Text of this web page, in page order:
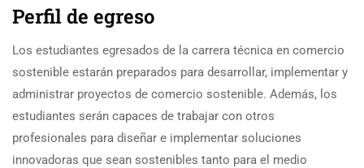
Perfil de egreso
Los estudiantes egresados ​​de la carrera técnica en comercio
sostenible estarán preparados para desarrollar, implementar y
administrar proyectos de comercio sostenible. Además, los
estudiantes serán capaces de trabajar con otros
profesionales para diseñar e implementar soluciones
innovadoras que sean sostenibles tanto para el medio